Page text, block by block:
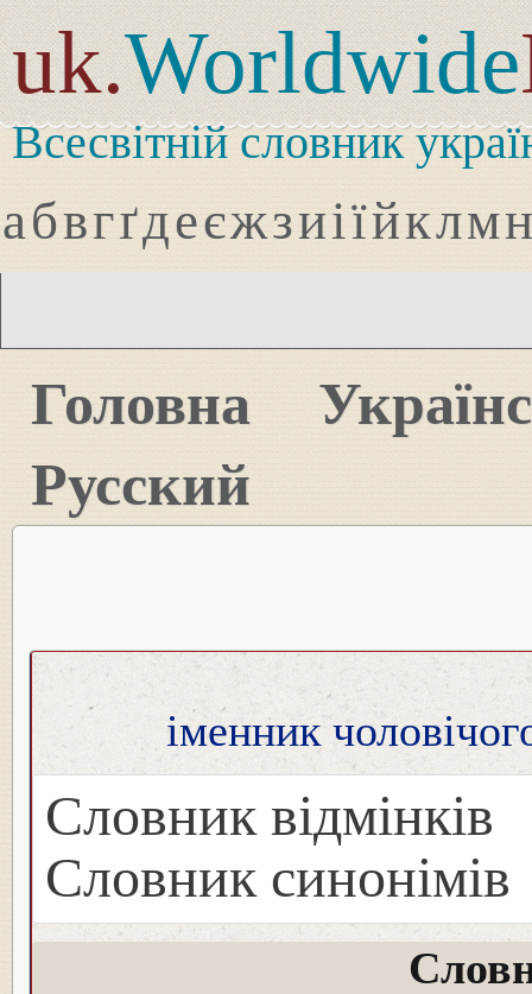
uk.Worldwide
Всесвітній словник
абвгґдеєжзиіїйклмн
Головна
Русский
іменник
Словник відмінків
Словник синонімів